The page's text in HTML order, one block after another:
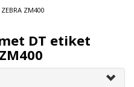
ZM400
DT etiket